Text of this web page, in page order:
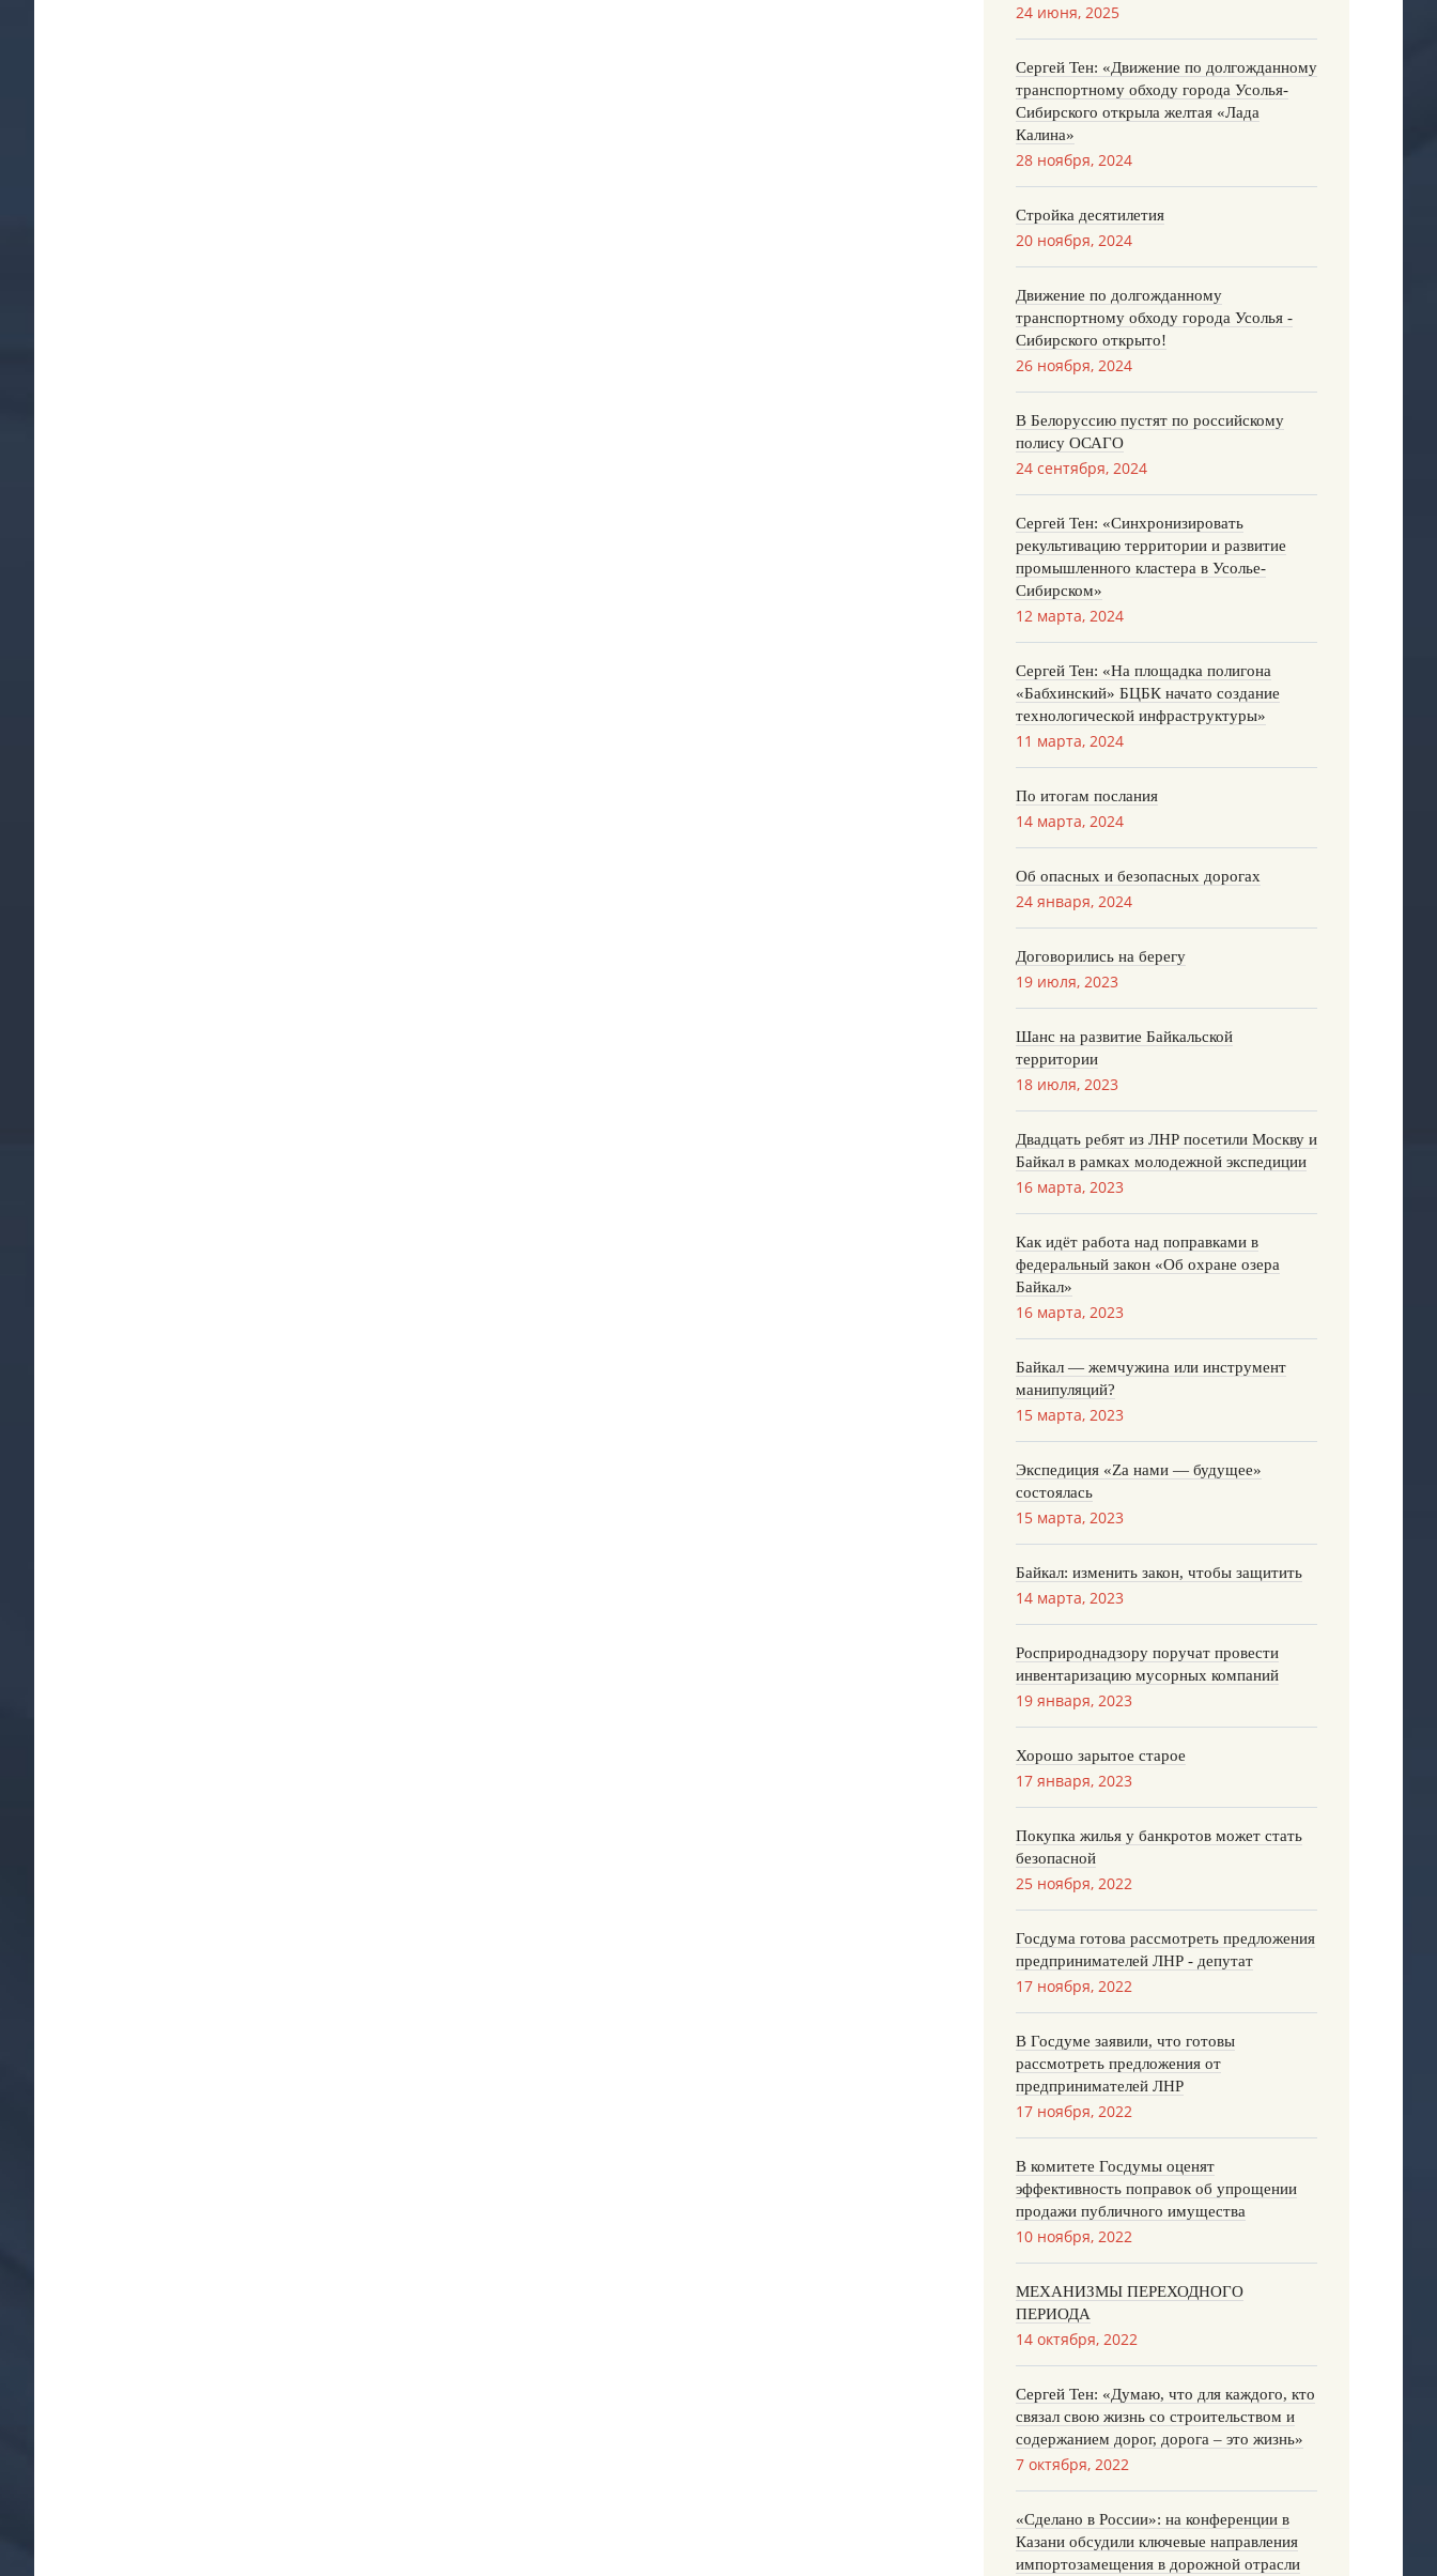
24 июня, 2025
Сергей Тен: «Движение по долгожданному
транспортному обходу города Усолья-
Сибирского открыла желтая «Лада
Калина»
28 ноября, 2024
Стройка десятилетия
20 ноября, 2024
Движение по долгожданному
транспортному обходу города Усолья -
Сибирского открыто!
26 ноября, 2024
В Белоруссию пустят по российскому
полису ОСАГО
24 сентября, 2024
Сергей Тен: «Синхронизировать
рекультивацию территории и развитие
промышленного кластера в Усолье-
Сибирском»
12 марта, 2024
Сергей Тен: «На площадка полигона
«Бабхинский» БЦБК начато создание
технологической инфраструктуры»
11 марта, 2024
По итогам послания
14 марта, 2024
Об опасных и безопасных дорогах
24 января, 2024
Договорились на берегу
19 июля, 2023
Шанс на развитие Байкальской
территории
18 июля, 2023
Двадцать ребят из ЛНР посетили Москву и
Байкал в рамках молодежной экспедиции
16 марта, 2023
Как идёт работа над поправками в
федеральный закон «Об охране озера
Байкал»
16 марта, 2023
Байкал — жемчужина или инструмент
манипуляций?
15 марта, 2023
Экспедиция «Za нами — будущее»
состоялась
15 марта, 2023
Байкал: изменить закон, чтобы защитить
14 марта, 2023
Росприроднадзору поручат провести
инвентаризацию мусорных компаний
19 января, 2023
Хорошо зарытое старое
17 января, 2023
Покупка жилья у банкротов может стать
безопасной
25 ноября, 2022
Госдума готова рассмотреть предложения
предпринимателей ЛНР - депутат
17 ноября, 2022
В Госдуме заявили, что готовы
рассмотреть предложения от
предпринимателей ЛНР
17 ноября, 2022
В комитете Госдумы оценят
эффективность поправок об упрощении
продажи публичного имущества
10 ноября, 2022
МЕХАНИЗМЫ ПЕРЕХОДНОГО
ПЕРИОДА
14 октября, 2022
Сергей Тен: «Думаю, что для каждого, кто
связал свою жизнь со строительством и
содержанием дорог, дорога – это жизнь»
7 октября, 2022
«Сделано в России»: на конференции в
Казани обсудили ключевые направления
импортозамещения в дорожной отрасли